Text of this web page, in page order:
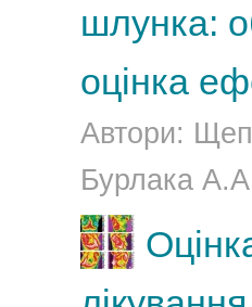
шлунка:
оцінка
Автори:
Бурлака